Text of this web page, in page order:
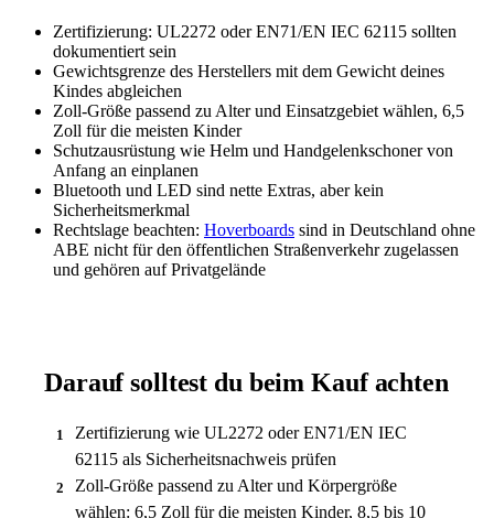
Zertifizierung: UL2272 oder EN71/EN IEC 62115 sollten
dokumentiert sein
Gewichtsgrenze des Herstellers mit dem Gewicht deines
Kindes abgleichen
Zoll-Größe passend zu Alter und Einsatzgebiet wählen, 6,5
Zoll für die meisten Kinder
Schutzausrüstung wie Helm und Handgelenkschoner von
Anfang an einplanen
Bluetooth und LED sind nette Extras, aber kein
Sicherheitsmerkmal
Rechtslage beachten: Hoverboards sind in Deutschland ohne
ABE nicht für den öffentlichen Straßenverkehr zugelassen
und gehören auf Privatgelände
Darauf solltest du beim Kauf achten
1
Zertifizierung wie UL2272 oder EN71/EN IEC
62115 als Sicherheitsnachweis prüfen
2
Zoll-Größe passend zu Alter und Körpergröße
wählen: 6,5 Zoll für die meisten Kinder, 8,5 bis 10